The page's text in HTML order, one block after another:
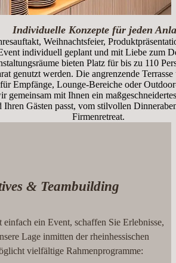
Individuelle Konzepte für jeden
Weihnachtsfeier,
individuell geplant und mit Liebe zum
bieten Platz für bis zu 110
genutzt werden. Die angrenzende
Empfänge, Lounge-Bereiche oder
gemeinsam mit Ihnen ein
Ihren Gästen passt, vom stilvollen
Firmenretreat.
& Teambuilding
einfach ein Event, schaffen Sie Erlebnisse,
Lage inmitten der rheinhessischen
vielfältige Rahmenprogramme: